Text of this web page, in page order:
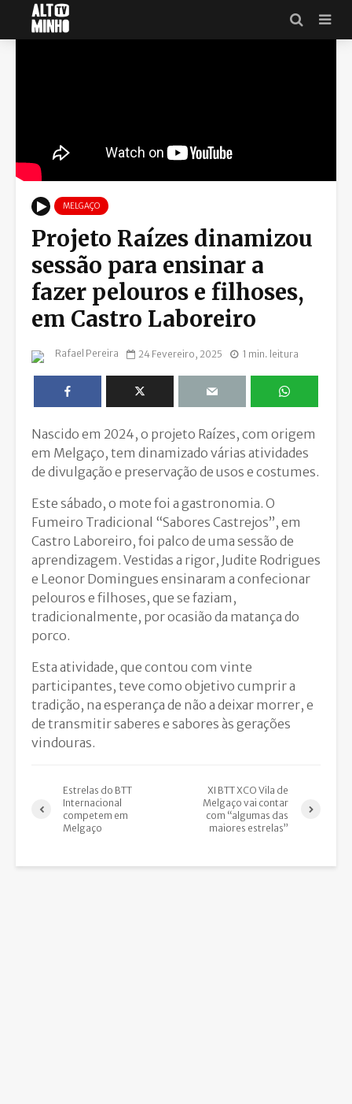
MELGAÇO
Projeto Raízes dinamizou
sessão para ensinar a
fazer pelouros e filhoses,
em Castro Laboreiro
Rafael Pereira 24 Fevereiro, 2025 1 min. leitura
Nascido em 2024, o projeto Raízes, com origem
em Melgaço, tem dinamizado várias atividades
de divulgação e preservação de usos e costumes.
Este sábado, o mote foi a gastronomia. O
Fumeiro Tradicional “Sabores Castrejos”, em
Castro Laboreiro, foi palco de uma sessão de
aprendizagem. Vestidas a rigor, Judite Rodrigues
e Leonor Domingues ensinaram a confecionar
pelouros e filhoses, que se faziam,
tradicionalmente, por ocasião da matança do
porco.
Esta atividade, que contou com vinte
participantes, teve como objetivo cumprir a
tradição, na esperança de não a deixar morrer, e
de transmitir saberes e sabores às gerações
vindouras.
Estrelas do BTT
Internacional
competem em
Melgaço
XI BTT XCO Vila de
Melgaço vai contar
com “algumas das
maiores estrelas”